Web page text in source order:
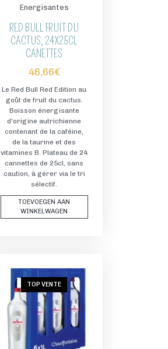
Energisantes
RED BULL FRUIT DU
CACTUS, 24X25CL
CANETTES
46,66€
Le Red Bull Red Edition au
goût de fruit du cactus.
Boisson énergisante
d'origine autrichienne
contenant de la caféine,
de la taurine et des
vitamines B. Plateau de 24
cannettes de 25cl, sans
caution, à gérer via le tri
sélectif.
TOEVOEGEN AAN
WINKELWAGEN
TOP VENTE